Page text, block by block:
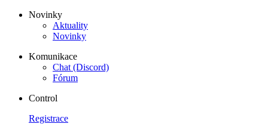
Novinky
Aktuality
Novinky
Komunikace
Chat (Discord)
Fórum
Control
Registrace